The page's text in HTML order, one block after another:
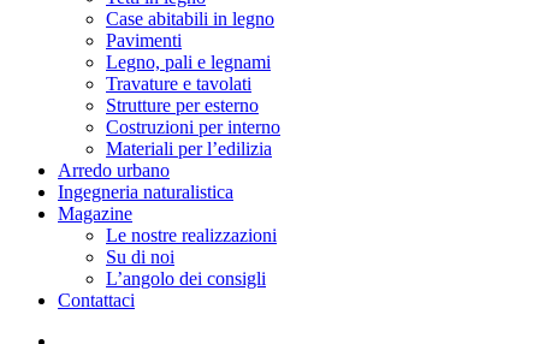
Case abitabili in legno
Pavimenti
Legno, pali e legnami
Travature e tavolati
Strutture per esterno
Costruzioni per interno
Materiali per l’edilizia
Arredo urbano
Ingegneria naturalistica
Magazine
Le nostre realizzazioni
Su di noi
L’angolo dei consigli
Contattaci